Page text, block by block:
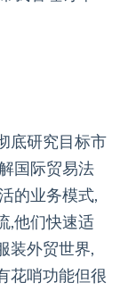
底研究目标市
国际贸易法
的业务模式,
,他们快速适
装外贸世界,
花哨功能但很